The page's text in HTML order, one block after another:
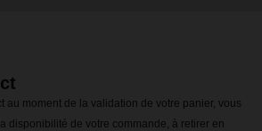
au moment de la validation de votre panier, vous
disponibilité de votre commande, à retirer en